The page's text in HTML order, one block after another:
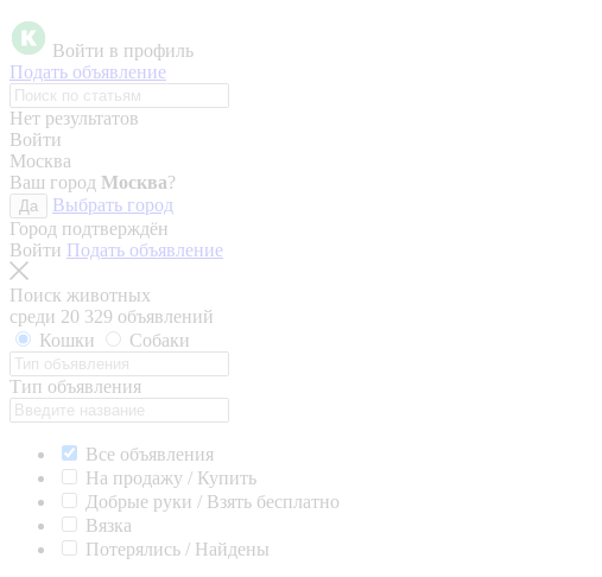
Войти в профиль
Подать объявление
Нет результатов
Войти
Москва
Ваш город Москва?
Да
Выбрать город
Город подтверждён
Войти Подать объявление
Поиск животных
среди 20 329 объявлений
Кошки
Собаки
Тип объявления
Все объявления
На продажу / Купить
Добрые руки / Взять бесплатно
Вязка
Потерялись / Найдены